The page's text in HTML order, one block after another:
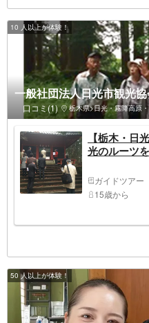
10 人以上が体験！
一般社団法人日光市観光
口コミ(1) 栃木県>日光・霧降高原
【栃木・日
光のルーツ
ガイドツアー
15歳から
50 人以上が体験！